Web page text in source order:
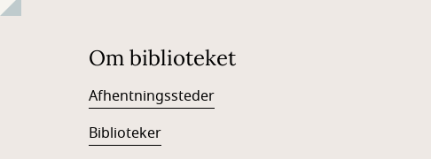
Om biblioteket
Afhentningssteder
Biblioteker